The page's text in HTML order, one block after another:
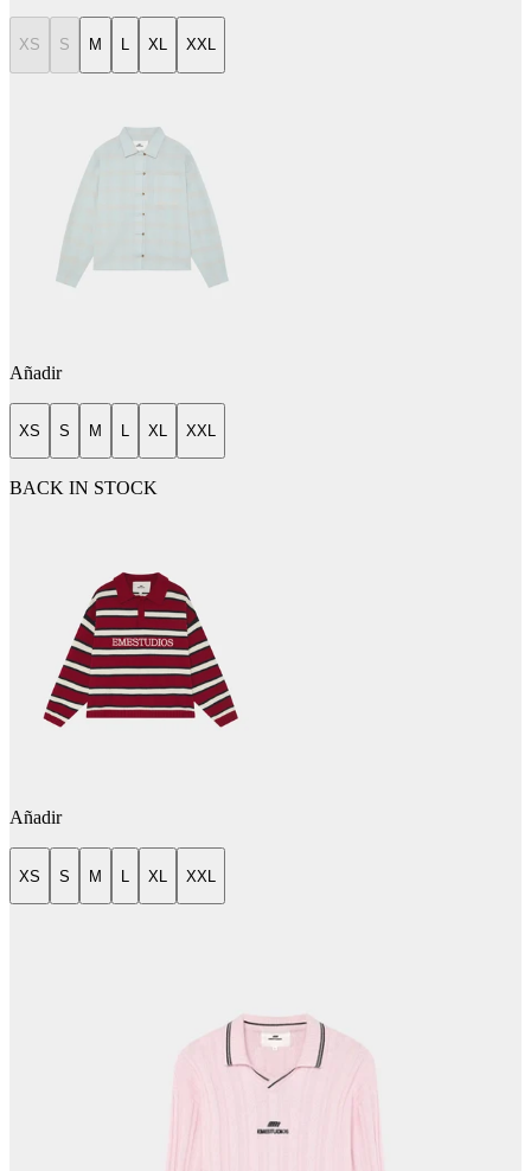
XS S M L XL XXL
Añadir
XS S M L XL XXL
BACK IN STOCK
Añadir
XS S M L XL XXL